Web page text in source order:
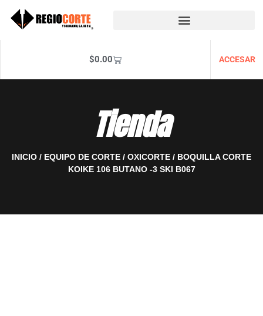
$0.00 ACCESAR
Tienda
INICIO / EQUIPO DE CORTE / OXICORTE / BOQUILLA CORTE
KOIKE 106 BUTANO -3 SKI B067